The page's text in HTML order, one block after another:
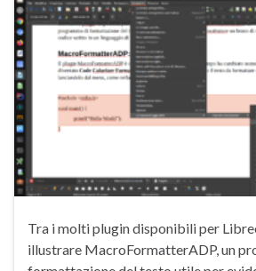
Tra i molti plugin disponibili per
illustrare MacroFormatterADP, un